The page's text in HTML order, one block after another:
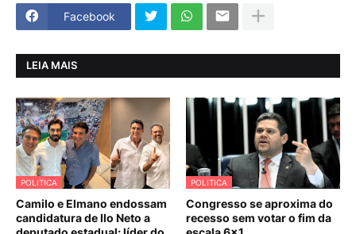
Facebook
LEIA MAIS
POLITICA
Camilo e Elmano endossam
candidatura de Ilo Neto a
POLITICA
Congresso se aproxima do
recesso sem votar o fim da